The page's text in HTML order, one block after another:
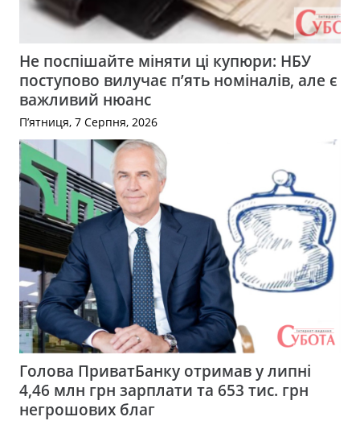
Не поспішайте міняти ці купюри: НБУ
поступово вилучає п’ять номіналів, але є
важливий нюанс
П’ятниця, 7 Серпня, 2026
Голова ПриватБанку отримав у липні
4,46 млн грн зарплати та 653 тис. грн
негрошових благ